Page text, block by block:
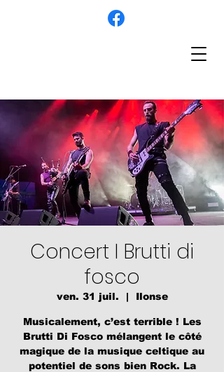
Concert I Brutti di
fosco
ven. 31 juil.
  |
Ilonse
Musicalement, c’est terrible ! Les
Brutti Di Fosco mélangent le côté
magique de la musique celtique au
potentiel de sons bien Rock. La